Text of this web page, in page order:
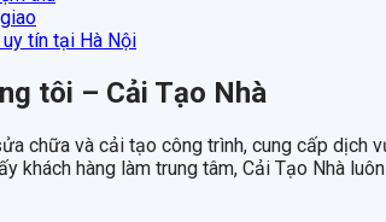
tín tại Hà Nội
tôi – Cải Tạo Nhà
chữa và cải tạo công trình, cung cấp dịch
khách hàng làm trung tâm, Cải Tạo Nhà